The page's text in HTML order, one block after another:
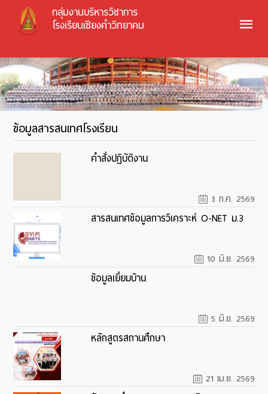
กลุ่มงานบริหารวิชาการ
โรงเรียนเชียงคำวิทยาคม
ข้อมูลสารสนเทศโรงเรียน
คำสั่งปฏิบัติงาน
3 ก.ค. 2569
สารสนเทศข้อมูลการวิเคราะห์ O-NET ม.3
10 มิ.ย. 2569
ข้อมูลเยี่ยมบ้าน
5 มิ.ย. 2569
หลักสูตรสถานศึกษา
21 เม.ย. 2569